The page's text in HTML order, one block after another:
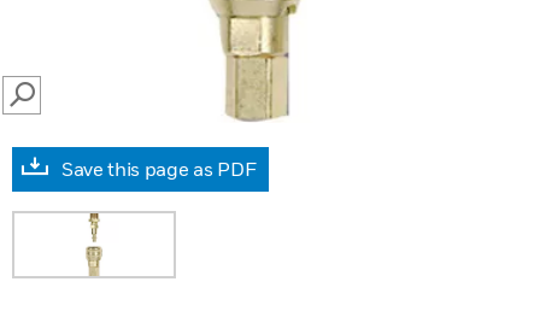
SEARCH
Save this page as PDF